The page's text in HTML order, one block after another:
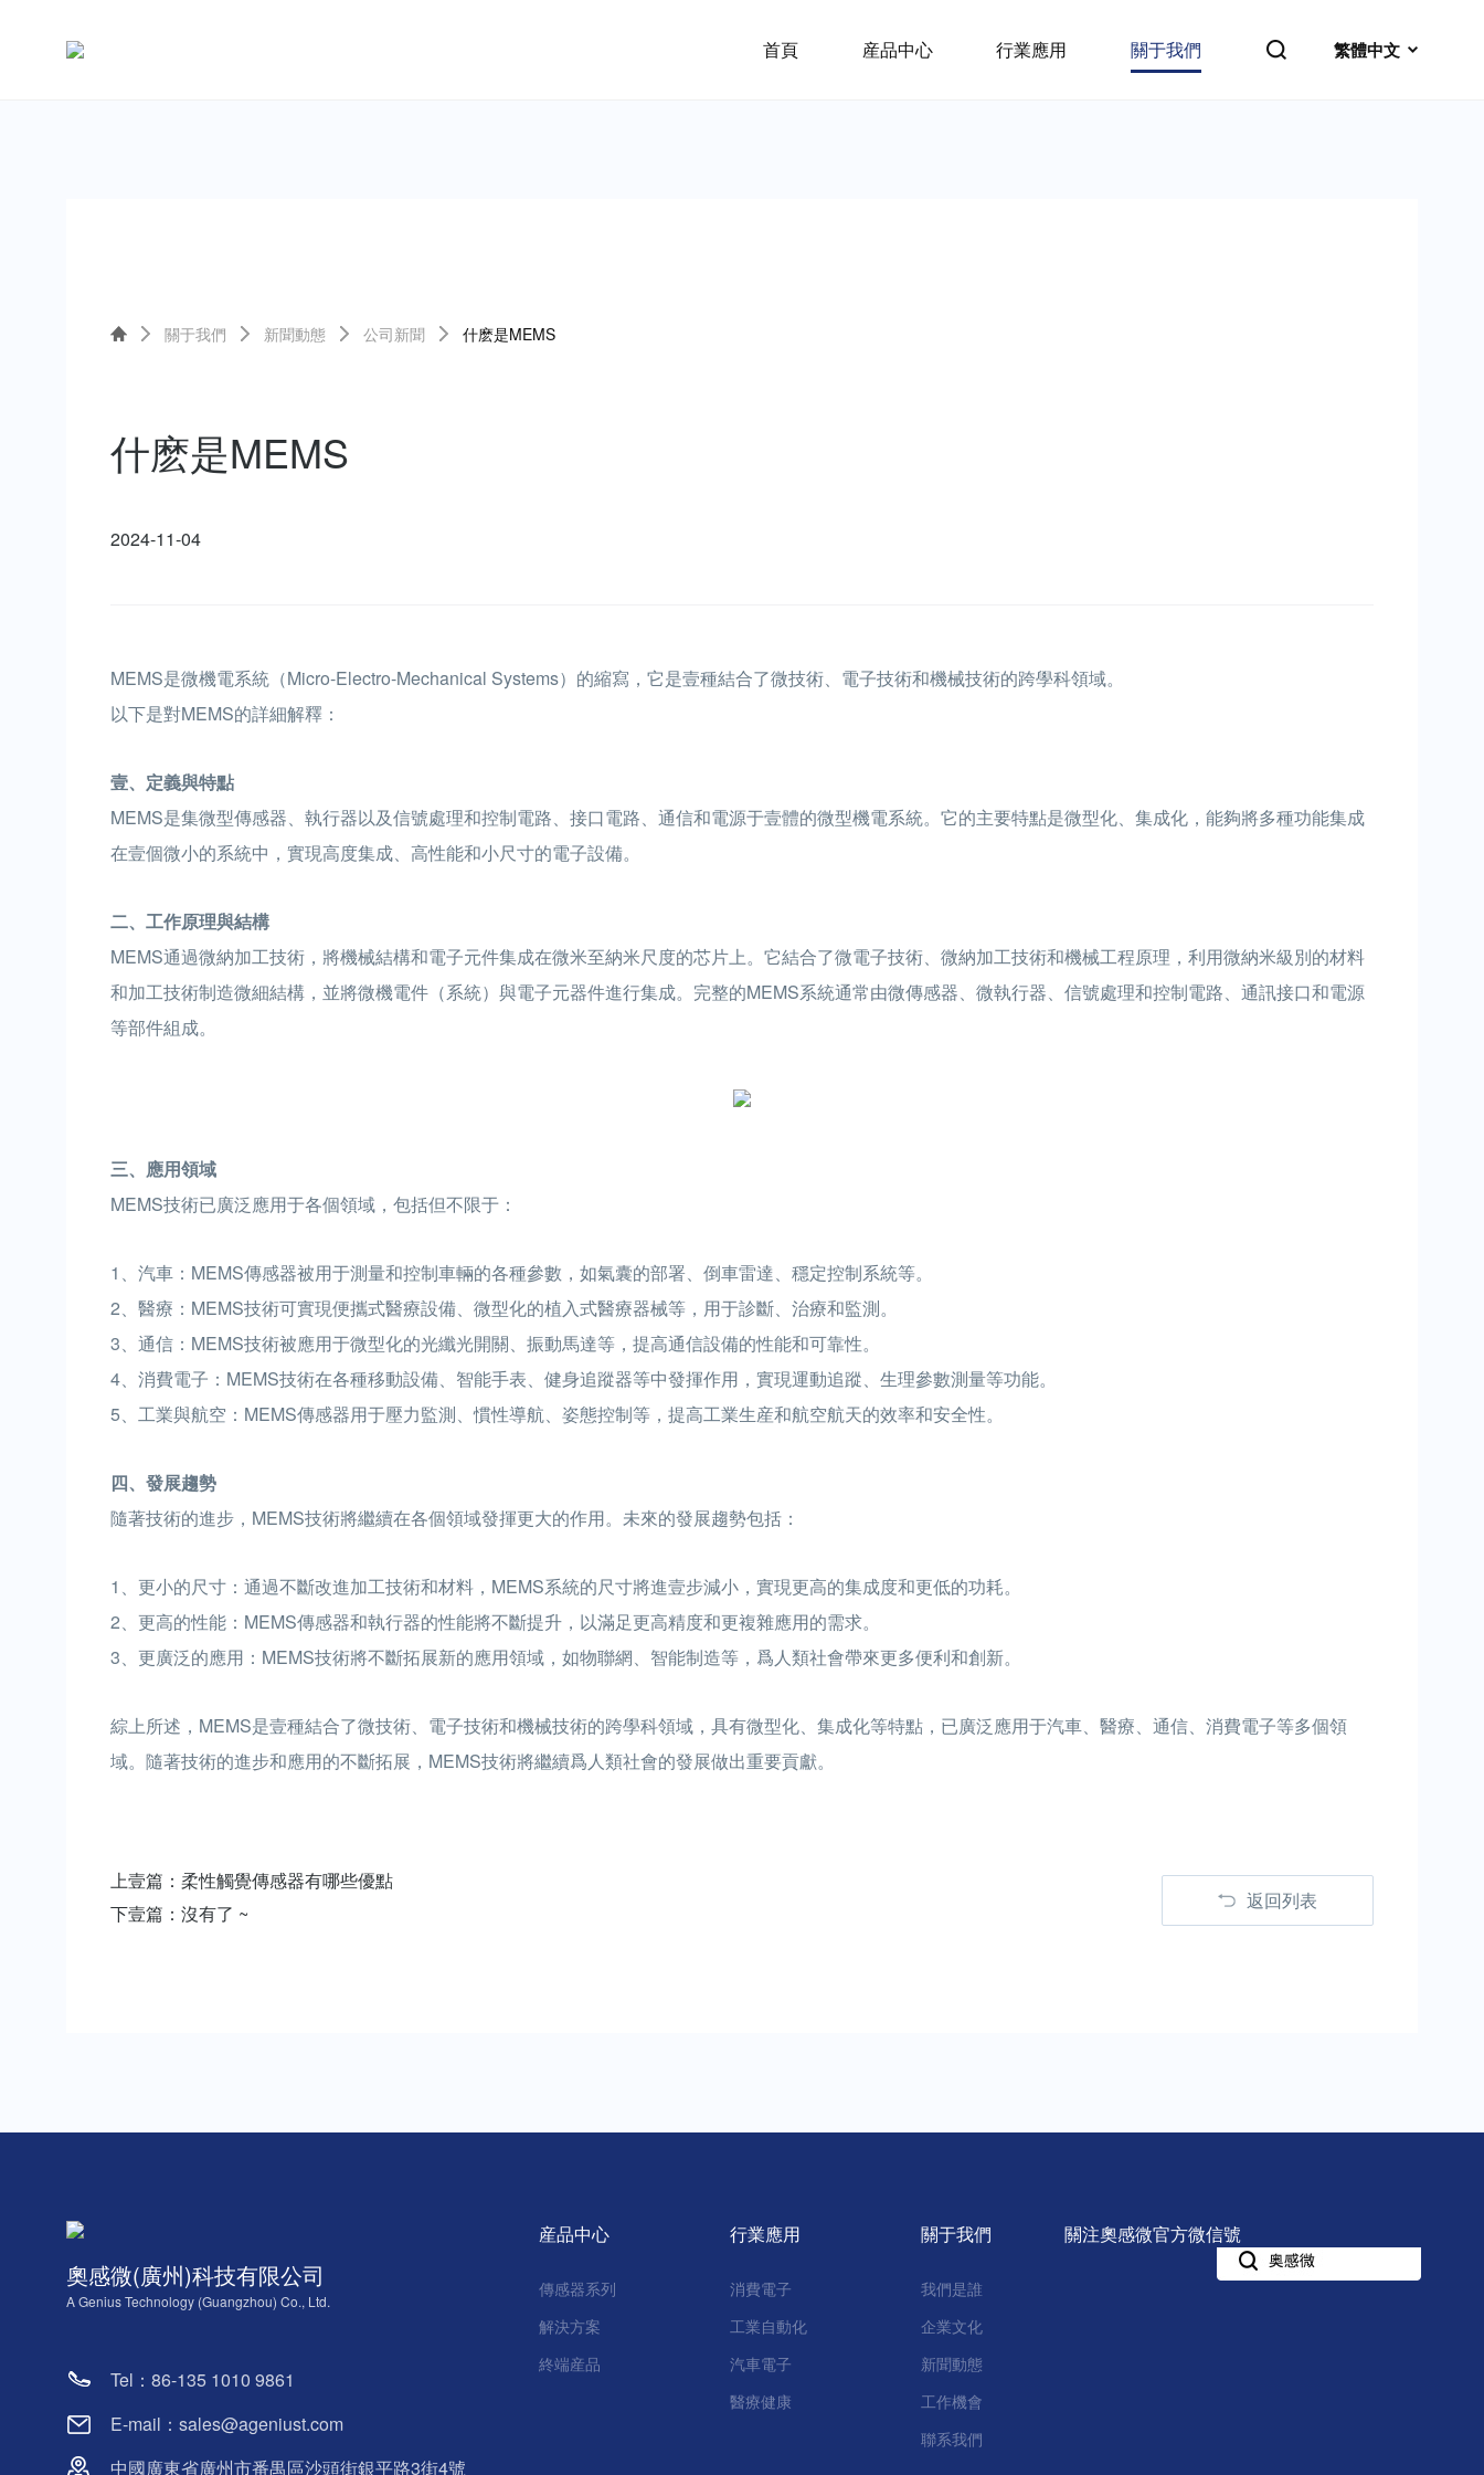
首頁 産品中心 行業應用 關于我們 繁體中文
關于我們 新聞動態 公司新聞 什麽是MEMS
什麽是MEMS
2024-11-04
MEMS是微機電系統（Micro-Electro-Mechanical Systems）的縮寫，它是壹種結合了微技術、電子技術和機械技術的跨學科領域。
以下是對MEMS的詳細解釋：
壹、定義與特點
MEMS是集微型傳感器、執行器以及信號處理和控制電路、接口電路、通信和電源于壹體的微型機電系統。它的主要特點是微型化、集成化，能夠將多種功能集成
在壹個微小的系統中，實現高度集成、高性能和小尺寸的電子設備。
二、工作原理與結構
MEMS通過微納加工技術，將機械結構和電子元件集成在微米至納米尺度的芯片上。它結合了微電子技術、微納加工技術和機械工程原理，利用微納米級別的材料
和加工技術制造微細結構，並將微機電件（系統）與電子元器件進行集成。完整的MEMS系統通常由微傳感器、微執行器、信號處理和控制電路、通訊接口和電源
等部件組成。
三、應用領域
MEMS技術已廣泛應用于各個領域，包括但不限于：
1、汽車：MEMS傳感器被用于測量和控制車輛的各種參數，如氣囊的部署、倒車雷達、穩定控制系統等。
2、醫療：MEMS技術可實現便攜式醫療設備、微型化的植入式醫療器械等，用于診斷、治療和監測。
3、通信：MEMS技術被應用于微型化的光纖光開關、振動馬達等，提高通信設備的性能和可靠性。
4、消費電子：MEMS技術在各種移動設備、智能手表、健身追蹤器等中發揮作用，實現運動追蹤、生理參數測量等功能。
5、工業與航空：MEMS傳感器用于壓力監測、慣性導航、姿態控制等，提高工業生産和航空航天的效率和安全性。
四、發展趨勢
隨著技術的進步，MEMS技術將繼續在各個領域發揮更大的作用。未來的發展趨勢包括：
1、更小的尺寸：通過不斷改進加工技術和材料，MEMS系統的尺寸將進壹步減小，實現更高的集成度和更低的功耗。
2、更高的性能：MEMS傳感器和執行器的性能將不斷提升，以滿足更高精度和更複雜應用的需求。
3、更廣泛的應用：MEMS技術將不斷拓展新的應用領域，如物聯網、智能制造等，爲人類社會帶來更多便利和創新。
綜上所述，MEMS是壹種結合了微技術、電子技術和機械技術的跨學科領域，具有微型化、集成化等特點，已廣泛應用于汽車、醫療、通信、消費電子等多個領
域。隨著技術的進步和應用的不斷拓展，MEMS技術將繼續爲人類社會的發展做出重要貢獻。
上壹篇： 柔性觸覺傳感器有哪些優點
下壹篇： 沒有了 ~
返回列表
奧感微(廣州)科技有限公司
A Genius Technology (Guangzhou) Co., Ltd.
Tel：86-135 1010 9861
E-mail：sales@ageniust.com
中國廣東省廣州市番禺區沙頭街銀平路3街4號
産品中心
傳感器系列
解決方案
終端産品
行業應用
消費電子
工業自動化
汽車電子
醫療健康
關于我們
我們是誰
企業文化
新聞動態
工作機會
聯系我們
關注奧感微官方微信號